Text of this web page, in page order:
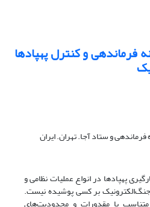
و کنترل پهپادها
و ستاد آجا. تهران. ایران
پهپادها در انواع عملیات نظامی و
بر کسی پوشیده نیست.